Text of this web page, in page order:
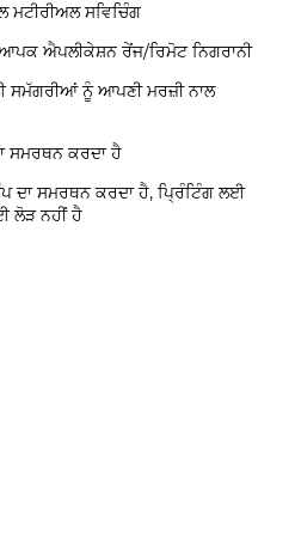
ਮਟੀਰੀਅਲ ਸਵਿਚਿੰਗ
ਐਪਲੀਕੇਸ਼ਨ ਰੇਂਜ/ਰਿਮੋਟ ਨਿਗਰਾਨੀ
ਨੂੰ ਆਪਣੀ ਮਰਜ਼ੀ ਨਾਲ
ਸਮਰਥਨ ਕਰਦਾ ਹੈ
ਦਾ ਸਮਰਥਨ ਕਰਦਾ ਹੈ, ਪ੍ਰਿੰਟਿੰਗ ਲਈ
ਲੋੜ ਨਹੀਂ ਹੈ